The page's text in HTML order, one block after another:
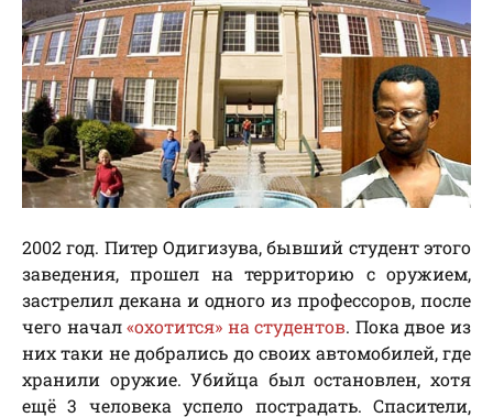
2002 год. Питер Одигизува, бывший студент этого
заведения, прошел на территорию с оружием,
застрелил декана и одного из профессоров, после
чего начал«охотится» на студентов. Пока двое из
них таки не добрались до своих автомобилей, где
хранили оружие. Убийца был остановлен, хотя
ещё 3 человека успело пострадать. Спасители,